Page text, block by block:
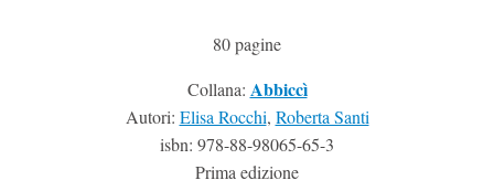
80pagine
Collana: Abbiccì
Autori: Elisa Rocchi, Roberta Santi
isbn: 978-88-98065-65-3
Prima edizione